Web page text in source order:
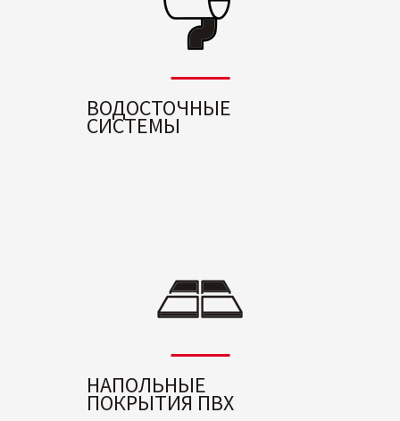
ВОДОСТОЧНЫЕ
СИСТЕМЫ
НАПОЛЬНЫЕ
ПОКРЫТИЯ ПВХ